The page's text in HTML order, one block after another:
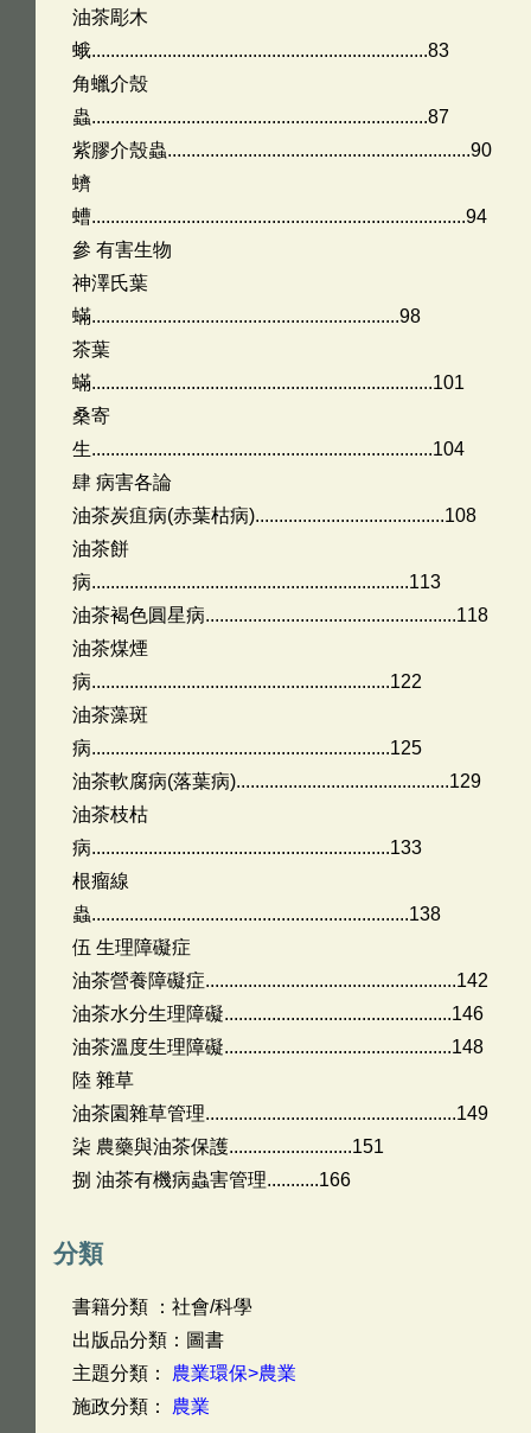
油茶彫木
蛾.......................................................................83
角蠟介殼
蟲.......................................................................87
紫膠介殼蟲................................................................90
蠐
螬...............................................................................94
參 有害生物
神澤氏葉
蟎.................................................................98
茶葉
蟎........................................................................101
桑寄
生........................................................................104
肆 病害各論
油茶炭疽病(赤葉枯病)........................................108
油茶餅
病...................................................................113
油茶褐色圓星病.....................................................118
油茶煤煙
病...............................................................122
油茶藻斑
病...............................................................125
油茶軟腐病(落葉病).............................................129
油茶枝枯
病...............................................................133
根瘤線
蟲...................................................................138
伍 生理障礙症
油茶營養障礙症.....................................................142
油茶水分生理障礙................................................146
油茶溫度生理障礙................................................148
陸 雜草
油茶園雜草管理.....................................................149
柒 農藥與油茶保護..........................151
捌 油茶有機病蟲害管理...........166
分類
書籍分類 ：社會/科學
出版品分類：圖書
主題分類： 農業環保>農業
施政分類： 農業